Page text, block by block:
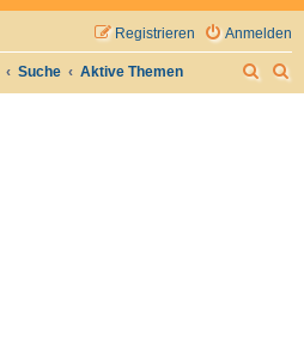
Anmelden
Registrieren
Suche Aktive Themen